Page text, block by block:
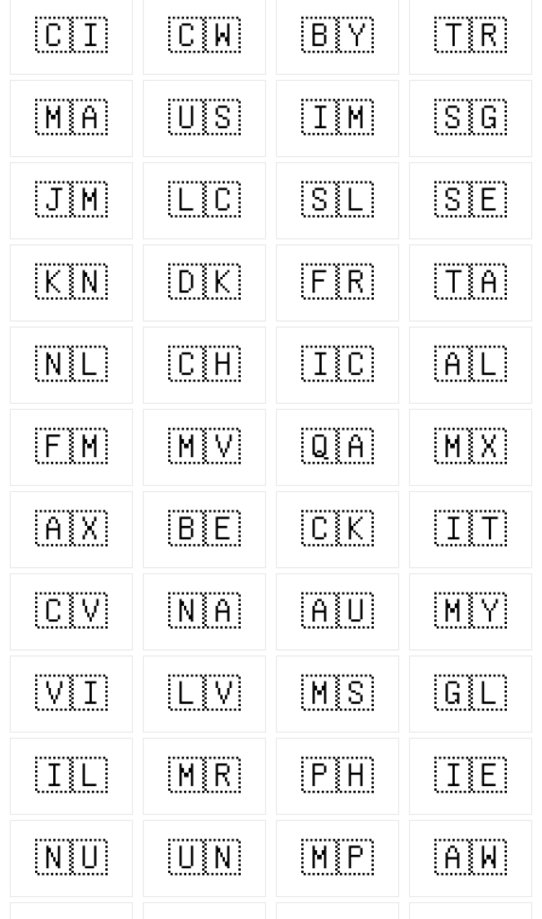
🇨🇮 🇨🇼 🇧🇾 🇹🇷
🇲🇦 🇺🇸 🇮🇲 🇸🇬
🇯🇲 🇱🇨 🇸🇱 🇸🇪
🇰🇳 🇩🇰 🇫🇷 🇹🇦
🇳🇱 🇨🇭 🇮🇨 🇦🇱
🇫🇲 🇲🇻 🇶🇦 🇲🇽
🇦🇽 🇧🇪 🇨🇰 🇮🇹
🇨🇻 🇳🇦 🇦🇺 🇲🇾
🇻🇮 🇱🇻 🇲🇸 🇬🇱
🇮🇱 🇲🇷 🇵🇭 🇮🇪
🇳🇺 🇺🇳 🇲🇵 🇦🇼